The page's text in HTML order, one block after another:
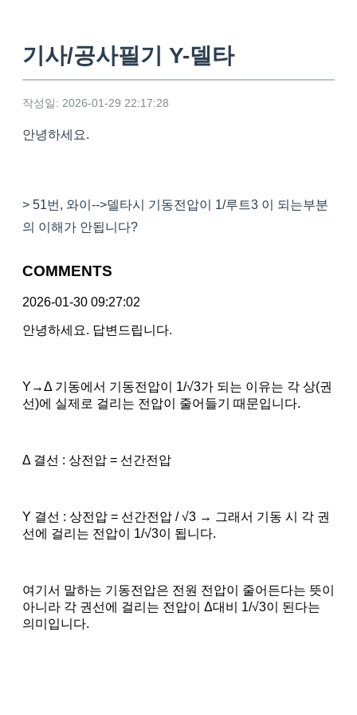
기사/공사필기 Y-델타
작성일: 2026-01-29 22:17:28
안녕하세요.
> 51번, 와이-->델타시 기동전압이 1/루트3 이 되는부분
의 이해가 안됩니다?
COMMENTS
2026-01-30 09:27:02
안녕하세요. 답변드립니다.
Y→Δ 기동에서 기동전압이 1/√3가 되는 이유는 각 상(권
선)에 실제로 걸리는 전압이 줄어들기 때문입니다.
Δ 결선 : 상전압 = 선간전압
Y 결선 : 상전압 = 선간전압 / √3 → 그래서 기동 시 각 권
선에 걸리는 전압이 1/√3이 됩니다.
여기서 말하는 기동전압은 전원 전압이 줄어든다는 뜻이
아니라 각 권선에 걸리는 전압이 Δ대비 1/√3이 된다는
의미입니다.